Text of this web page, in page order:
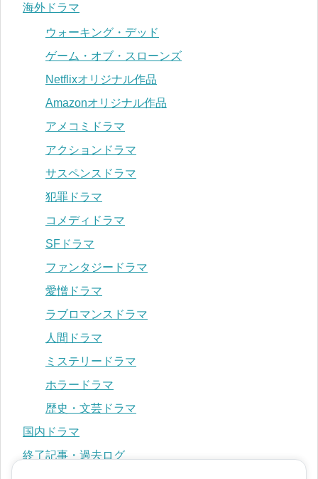
海外ドラマ
ウォーキング・デッド
ゲーム・オブ・スローンズ
Netflixオリジナル作品
Amazonオリジナル作品
アメコミドラマ
アクションドラマ
サスペンスドラマ
犯罪ドラマ
コメディドラマ
SFドラマ
ファンタジードラマ
愛憎ドラマ
ラブロマンスドラマ
人間ドラマ
ミステリードラマ
ホラードラマ
歴史・文芸ドラマ
国内ドラマ
終了記事・過去ログ